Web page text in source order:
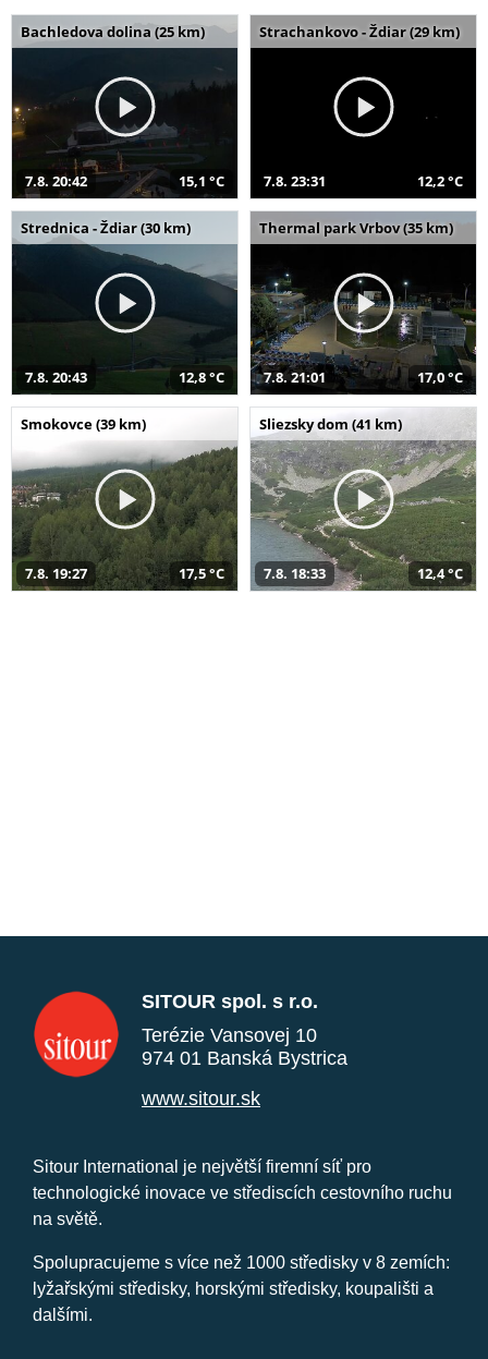
Bachledova dolina (25 km)
7.8. 20:42 15,1 °C
Strachankovo - Ždiar (29 km)
7.8. 23:31 12,2 °C
Strednica - Ždiar (30 km)
7.8. 20:43 12,8 °C
Thermal park Vrbov (35 km)
7.8. 21:01 17,0 °C
Smokovce (39 km)
7.8. 19:27 17,5 °C
Sliezsky dom (41 km)
7.8. 18:33 12,4 °C
SITOUR spol. s r.o.
Terézie Vansovej 10
974 01 Banská Bystrica
www.sitour.sk
Sitour International je největší firemní síť pro
technologické inovace ve střediscích cestovního ruchu
na světě.
Spolupracujeme s více než 1000 středisky v 8 zemích:
lyžařskými středisky, horskými středisky, koupališti a
dalšími.